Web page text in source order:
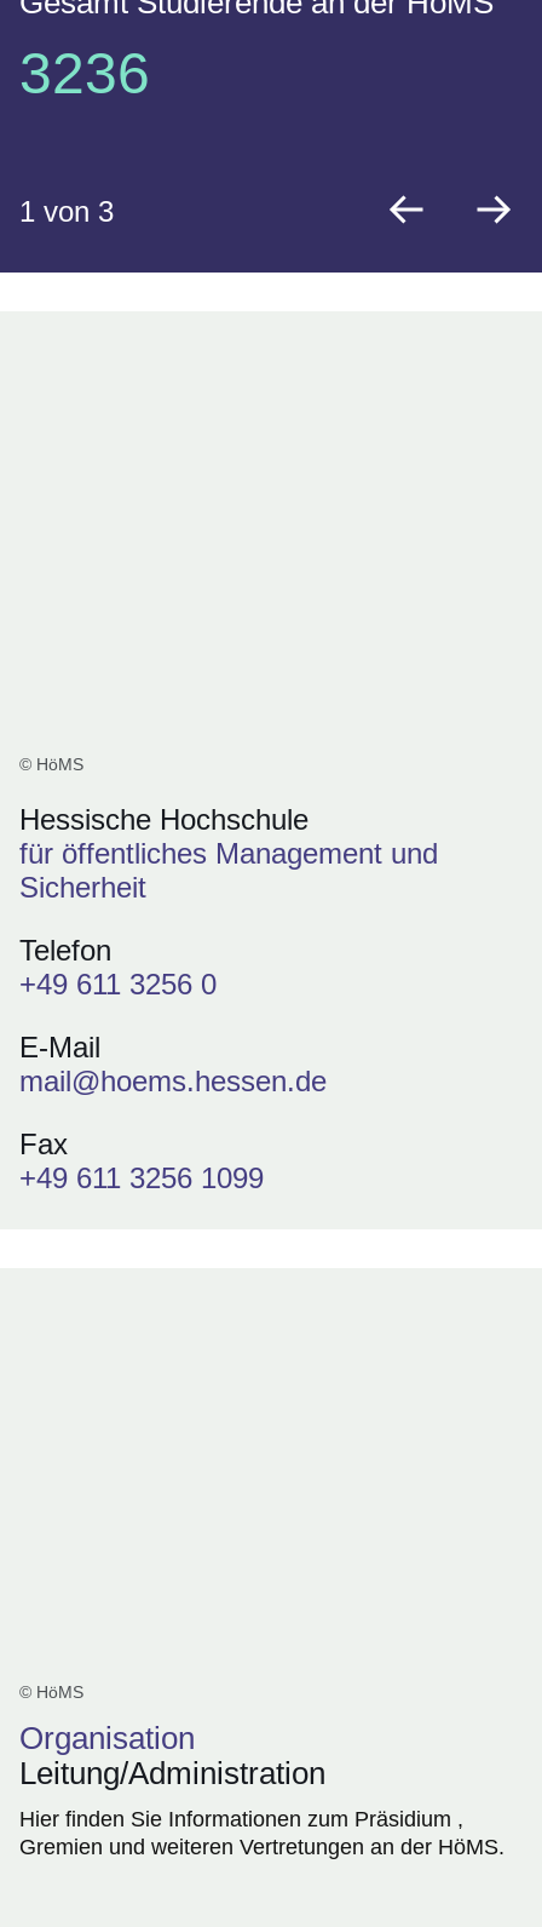
3236
1 von 3
© HöMS
Hessische Hochschule
für öffentliches Management und
Sicherheit
Telefon
+49 611 3256 0
E-Mail
mail@hoems.hessen.de
Fax
+49 611 3256 1099
© HöMS
Organisation
Leitung/Administration
Hier finden Sie Informationen zum Präsidium ,
Gremien und weiteren Vertretungen an der HöMS.